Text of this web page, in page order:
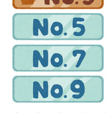
山之内すず、意外とお胸が
【速報】"見せブラ"女神